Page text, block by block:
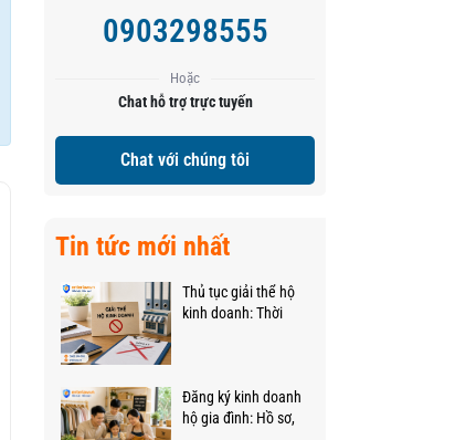
0903298555
Hoặc
Chat hỗ trợ trực tuyến
Chat với chúng tôi
Tin tức mới nhất
Thủ tục giải thể hộ
kinh doanh: Thời
Đăng ký kinh doanh
hộ gia đình: Hồ sơ,